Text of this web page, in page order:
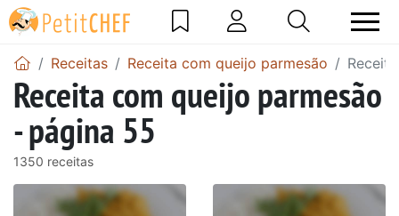
Receitas Receita com queijo parmesão
Receita com queijo parmesão
- página 55
1350 receitas